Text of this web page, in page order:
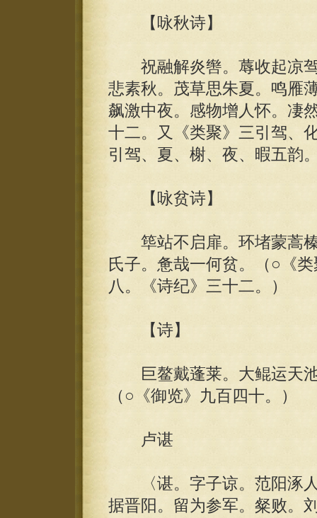
【咏秋诗】
祝融解炎辔。蓐收起凉驾
悲素秋。茂草思朱夏。鸣雁
飙激中夜。感物增人怀。凄
十二。又《类聚》三引驾、
引驾、夏、榭、夜、暇五韵
【咏贫诗】
筚站不启扉。环堵蒙蒿榛
氏子。惫哉一何贫。（○《
八。《诗纪》三十二。）
【诗】
巨鳌戴蓬莱。大鲲运天池
（○《御览》九百四十。）
卢谌
〈谌。字子谅。范阳涿人
据晋阳。留为参军。粲败。